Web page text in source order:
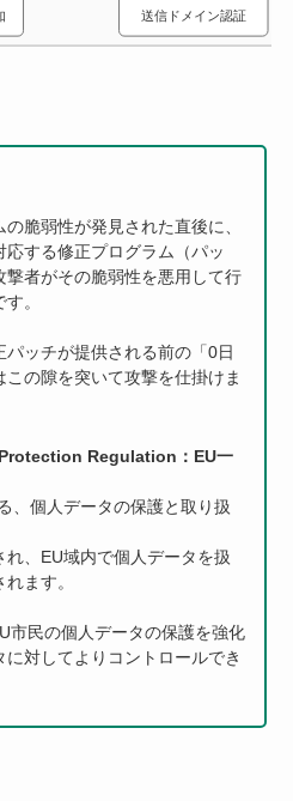
送信ドメイン認証
脆弱性が発見された直後に、
応する修正プログラム（パッ
者がその脆弱性を悪用して行
。
パッチが提供される前の「0日
の隙を突いて攻撃を仕掛けま
Regulation：EU一
、個人データの保護と取り扱
、EU域内で個人データを扱
ます。
市民の個人データの保護を強化
に対してよりコントロールでき